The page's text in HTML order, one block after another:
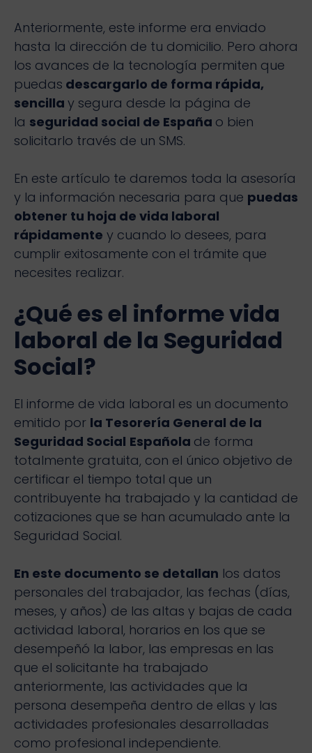
Anteriormente, este informe era enviado
hasta la dirección de tu domicilio. Pero ahora
los avances de la tecnología permiten que
puedas descargarlo de forma rápida,
sencilla y segura desde la página de
la seguridad social de España o bien
solicitarlo través de un SMS.
En este artículo te daremos toda la asesoría
y la información necesaria para que puedas
obtener tu hoja de vida laboral
rápidamente y cuando lo desees, para
cumplir exitosamente con el trámite que
necesites realizar.
¿Qué es el informe vida
laboral de la Seguridad
Social?
El informe de vida laboral es un documento
emitido por la Tesorería General de la
Seguridad Social Española de forma
totalmente gratuita, con el único objetivo de
certificar el tiempo total que un
contribuyente ha trabajado y la cantidad de
cotizaciones que se han acumulado ante la
Seguridad Social.
En este documento se detallan los datos
personales del trabajador, las fechas (días,
meses, y años) de las altas y bajas de cada
actividad laboral, horarios en los que se
desempeñó la labor, las empresas en las
que el solicitante ha trabajado
anteriormente, las actividades que la
persona desempeña dentro de ellas y las
actividades profesionales desarrolladas
como profesional independiente.